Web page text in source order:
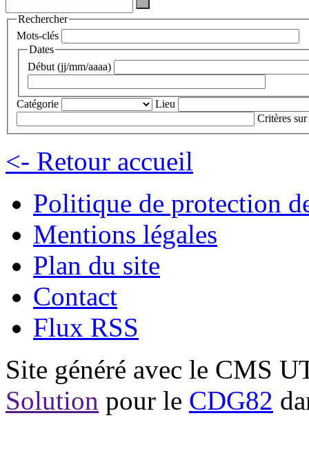
Rechercher
Mots-clés
Dates
Début (jj/mm/aaaa)
Catégorie
Lieu
Critères sur
<- Retour accueil
Politique de protection
Mentions légales
Plan du site
Contact
Flux RSS
Site généré avec le CMS
Solution pour le CDG82